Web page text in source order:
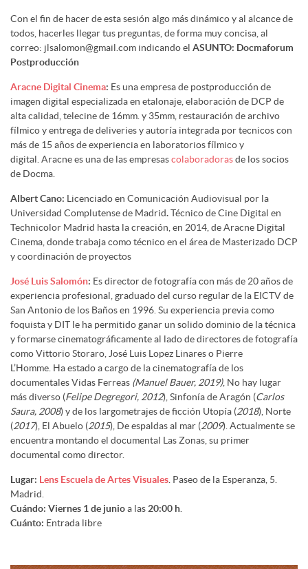
Con el fin de hacer de esta sesión algo más dinámico y al alcance de
todos, hacerles llegar tus preguntas, de forma muy concisa, al
correo: jlsalomon@gmail.com indicando el ASUNTO: Docmaforum
Postproducción
Aracne Digital Cinema: Es una empresa de postproducción de
imagen digital especializada en etalonaje, elaboración de DCP de
alta calidad, telecine de 16mm. y 35mm, restauración de archivo
fílmico y entrega de deliveries y autoría integrada por tecnicos con
más de 15 años de experiencia en laboratorios fílmico y
digital. Aracne es una de las empresascolaboradorasde los socios
de Docma.
Albert Cano: Licenciado en Comunicación Audiovisual por la
Universidad Complutense de Madrid.Técnico de Cine Digital en
Technicolor Madrid hasta la creación, en 2014, de Aracne Digital
Cinema, donde trabaja como técnico en el área de Masterizado DCP
y coordinación de proyectos
José Luis Salomón: Es director de fotografía con más de 20 años de
experiencia profesional, graduado del curso regular de la EICTV de
San Antonio de los Baños en 1996. Su experiencia previa como
foquista y DIT le ha permitido ganar un solido dominio de la técnica
y formarse cinematográficamente al lado de directores de fotografía
como Vittorio Storaro, José Luis Lopez Linares o Pierre
L’Homme. Ha estado a cargo de la cinematografía de los
documentales Vidas Ferreas (Manuel Bauer, 2019), No hay lugar
más diverso (Felipe Degregori, 2012), Sinfonía de Aragón (Carlos
Saura, 2008) y de los largometrajes de ficción Utopía (2018), Norte
(2017), El Abuelo (2015), De espaldas al mar (2009). Actualmente se
encuentra montando el documental Las Zonas, su primer
documental como director.
Lugar: Lens Escuela de Artes Visuales . Paseo de la Esperanza, 5.
Madrid.
Cuándo: Viernes 1 de junioa las 20:00 h
Cuánto: Entrada libre